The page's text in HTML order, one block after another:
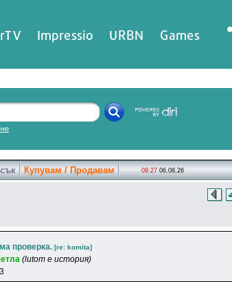
Impressio URBN Games
Купувам / Продавам 08:27 06.08.26
проверка. [re: komita]
(lutom е история)